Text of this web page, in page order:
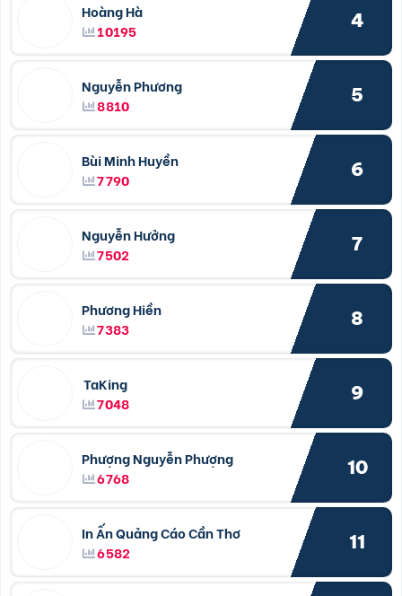
Hoàng Hà
10195
4
Nguyễn Phương
8810
5
Bùi Minh Huyền
7790
6
Nguyễn Hưởng
7502
7
Phương Hiền
7383
8
TaKing
7048
9
Phượng Nguyễn Phượng
6768
10
In Ấn Quảng Cáo Cần Thơ
6582
11